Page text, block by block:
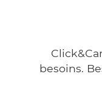
besoins.